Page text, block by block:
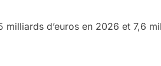
d’euros en 2026 et 7,6